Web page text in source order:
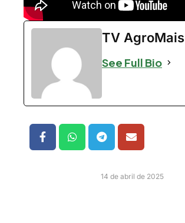
TV AgroMais
See Full Bio
14 de abril de 2025